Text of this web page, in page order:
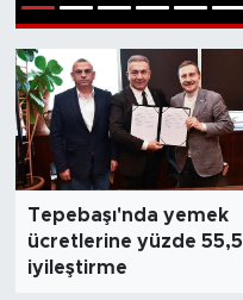
1 2 3 4 5 6
Tepebaşı'nda yemek
ücretlerine yüzde 55,5
iyileştirme
Teknoloji
Magazin
Dünya